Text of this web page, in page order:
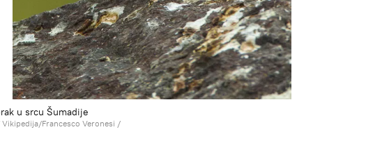
u srcu Šumadije
Vikipedija/Francesco Veronesi /